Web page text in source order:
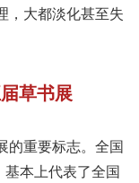
，大都淡化甚至失
草书展
重要标志。全国
本上代表了全国